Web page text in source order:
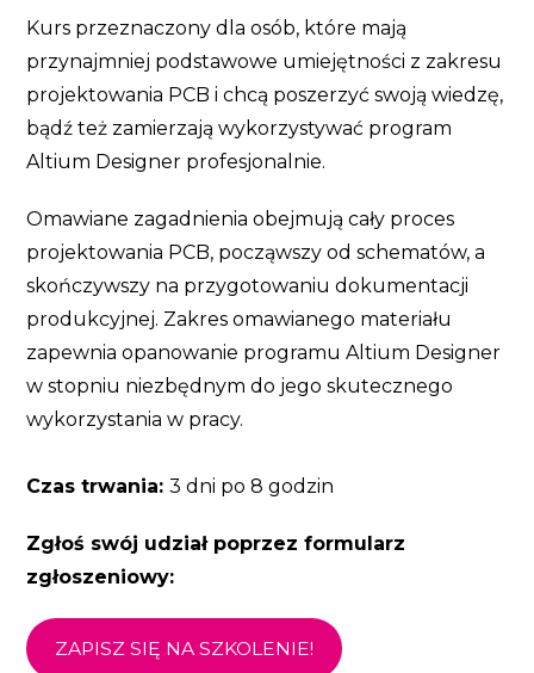
Kurs przeznaczony dla osób, które mają
przynajmniej podstawowe umiejętności z zakresu
projektowania PCB i chcą poszerzyć swoją wiedzę,
bądź też zamierzają wykorzystywać program
Altium Designer profesjonalnie.
Omawiane zagadnienia obejmują cały proces
projektowania PCB, począwszy od schematów, a
skończywszy na przygotowaniu dokumentacji
produkcyjnej. Zakres omawianego materiału
zapewnia opanowanie programu Altium Designer
w stopniu niezbędnym do jego skutecznego
wykorzystania w pracy.
Czas trwania:3 dni po 8 godzin
Zgłoś swój udział poprzez formularz
zgłoszeniowy:
ZAPISZ SIĘ NA SZKOLENIE!